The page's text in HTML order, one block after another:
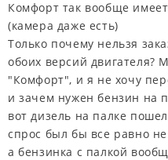
Комфорт так вообще
(камера даже есть)
Только почему нельзя
обоих версий двигателя?
"Комфорт", и я не хочу
и зачем нужен бензин на
вот дизель на палке
спрос был бы все равно
а бензинка с палкой